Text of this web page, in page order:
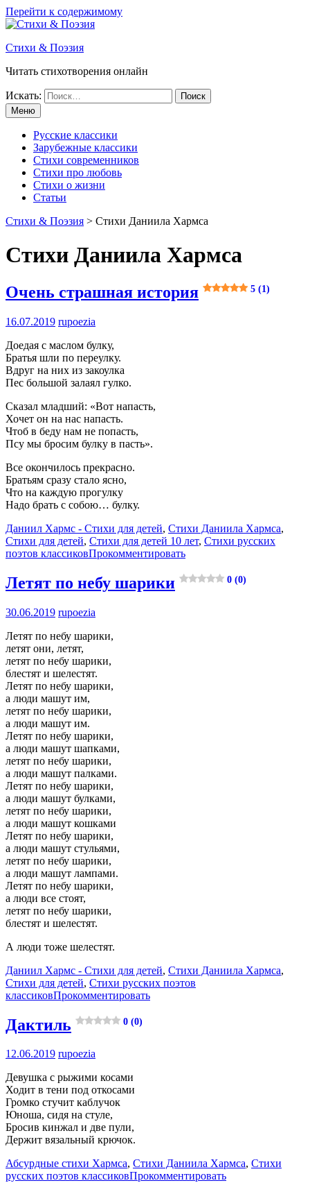
Перейти к содержимому
Стихи & Поэзия
Читать стихотворения онлайн
Искать:
Меню
Русские классики
Зарубежные классики
Стихи современников
Стихи про любовь
Стихи о жизни
Статьи
Стихи & Поэзия > Стихи Даниила Хармса
Стихи Даниила Хармса
Очень страшная история 5 (1)
16.07.2019 rupoezia
Доедая с маслом булку,
Братья шли по переулку.
Вдруг на них из закоулка
Пес большой залаял гулко.
Сказал младший: «Вот напасть,
Хочет он на нас напасть.
Чтоб в беду нам не попасть,
Псу мы бросим булку в пасть».
Все окончилось прекрасно.
Братьям сразу стало ясно,
Что на каждую прогулку
Надо брать с собою… булку.
Даниил Хармс - Стихи для детей, Стихи Даниила Хармса,
Стихи для детей, Стихи для детей 10 лет, Стихи русских
поэтов классиковПрокомментировать
Летят по небу шарики 0 (0)
30.06.2019 rupoezia
Летят по небу шарики,
летят они, летят,
летят по небу шарики,
блестят и шелестят.
Летят по небу шарики,
а люди машут им,
летят по небу шарики,
а люди машут им.
Летят по небу шарики,
а люди машут шапками,
летят по небу шарики,
а люди машут палками.
Летят по небу шарики,
а люди машут булками,
летят по небу шарики,
а люди машут кошками
Летят по небу шарики,
а люди машут стульями,
летят по небу шарики,
а люди машут лампами.
Летят по небу шарики,
а люди все стоят,
летят по небу шарики,
блестят и шелестят.
А люди тоже шелестят.
Даниил Хармс - Стихи для детей, Стихи Даниила Хармса,
Стихи для детей, Стихи русских поэтов
классиковПрокомментировать
Дактиль 0 (0)
12.06.2019 rupoezia
Девушка с рыжими косами
Ходит в тени под откосами
Громко стучит каблучок
Юноша, сидя на стуле,
Бросив кинжал и две пули,
Держит вязальный крючок.
Абсурдные стихи Хармса, Стихи Даниила Хармса, Стихи
русских поэтов классиковПрокомментировать